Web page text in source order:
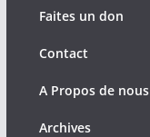
Faites un don
Contact
A Propos de nous
Archives